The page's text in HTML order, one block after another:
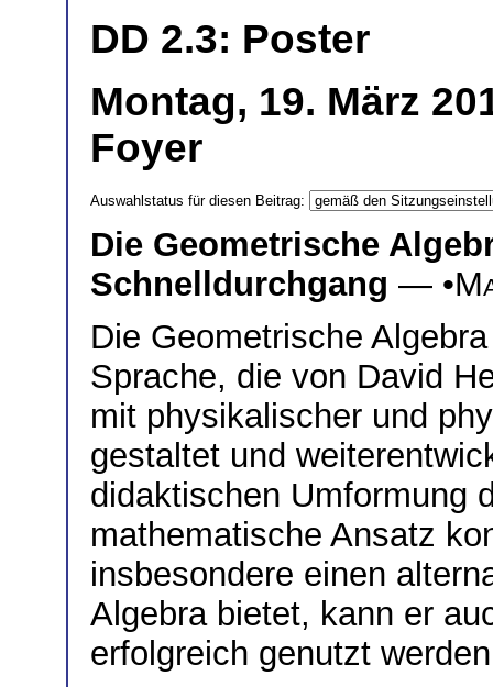
DD 2.3: Poster
Montag, 19. März
Foyer
Auswahlstatus für diesen Beitrag:
Die Geometrische
Schnelldurchgang — •
Die Geometrische
Sprache, die von David
mit physikalischer und
gestaltet und
didaktischen Umformung
mathematische Ansatz
insbesondere einen
Algebra bietet, kann er
erfolgreich genutzt